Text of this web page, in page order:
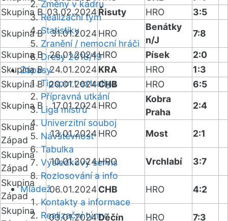
Změny v kádru
Realizační tým
Statistiky
Zranění / nemocní hráči
Dresy 2018/19
Zápasy
Tipsport extraliga
Přípravná utkání
Liga mistrů
Univerzitní souboj
Návštěvnost
Tabulka
Výsledkový servis
Rozlosování a info
Mládež
Kontakty a informace
Realizační týmy
Skupina B 03.02.2024Řisuty HRO
3:5
Skupina B
31.01.2024HRO
Benátky
n/J
7:8
Skupina B
26.01.2024HRO Písek
2:0
Skupina B
24.01.2024KRA HRO
1:3
Skupina B 20.01.2024CHB HRO
6:5
Skupina B
17.01.2024HRO
Kobra
Praha
2:4
Skupina
Západ
13.01.2024HRO Most
2:1
Skupina
Západ
10.01.2024HRO Vrchlabí
3:7
Skupina
Západ
06.01.2024CHB HRO
4:2
Skupina
03.01.2024Děčín HRO
7:3